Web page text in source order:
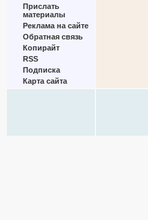
Прислать
материалы
Реклама на сайте
Обратная связь
Копирайт
RSS
Подписка
Карта сайта